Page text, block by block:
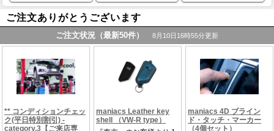
ご注文ありがとうございます